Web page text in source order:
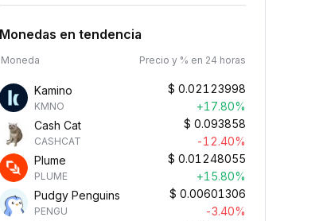
Monedas en tendencia
Moneda Precio y % en 24 horas
Kamino
KMNO
$ 0.02123998
+17.80%
Cash Cat
CASHCAT
$ 0.093858
-12.40%
Plume
PLUME
$ 0.01248055
+15.80%
Pudgy Penguins
PENGU
$ 0.00601306
-3.40%